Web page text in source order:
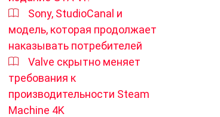
Sony, StudioCanal и
модель, которая продолжает
наказывать потребителей
Valve скрытно меняет
требования к
производительности Steam
Machine 4K